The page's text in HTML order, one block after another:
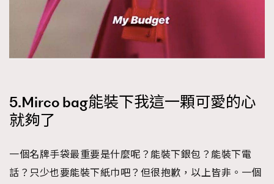
5.Mirco bag能裝下我這一顆可愛的心
就夠了
一個名牌手袋最重要是什麼呢？能裝下銀包？能裝下電
話？只少也要能裝下紙巾吧？但很抱歉，以上皆非。一個